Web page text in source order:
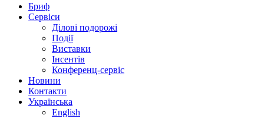
Бриф
Сервіси
Ділові подорожі
Події
Виставки
Інсентів
Конференц-сервіс
Новини
Контакти
Українська
English